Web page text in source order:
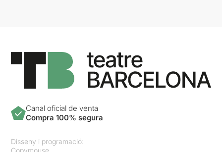
Canal oficial de venta
Compra 100% segura
Disseny i programació:
Copymouse